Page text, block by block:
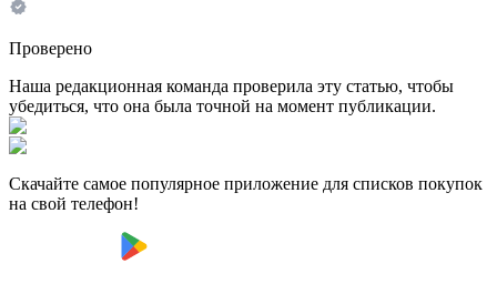
Проверено
Наша редакционная команда проверила эту статью, чтобы
убедиться, что она была точной на момент публикации.
Скачайте самое популярное приложение для списков покупок
на свой телефон!